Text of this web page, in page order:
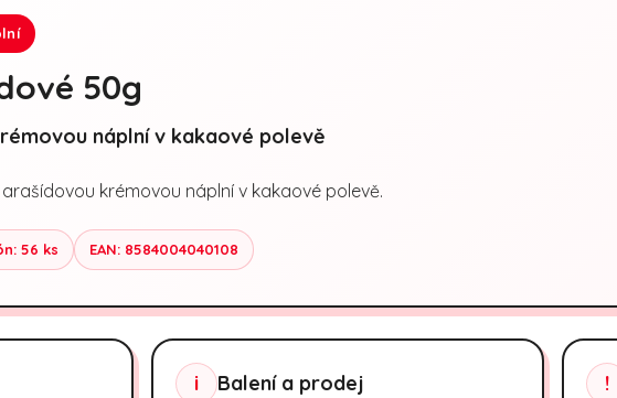
50g
náplní v kakaové polevě
krémovou náplní v kakaové polevě.
56 ks EAN: 8584004040108
i Balení a prodej !